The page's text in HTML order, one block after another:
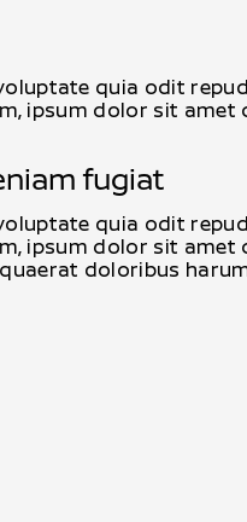
quia odit
ipsum dolor sit
fugiat
quia odit
ipsum dolor sit
doloribus